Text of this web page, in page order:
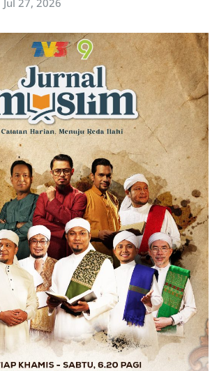
Jul 27, 2026